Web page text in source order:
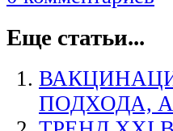
Еще статьи...
ПОДХОДА,